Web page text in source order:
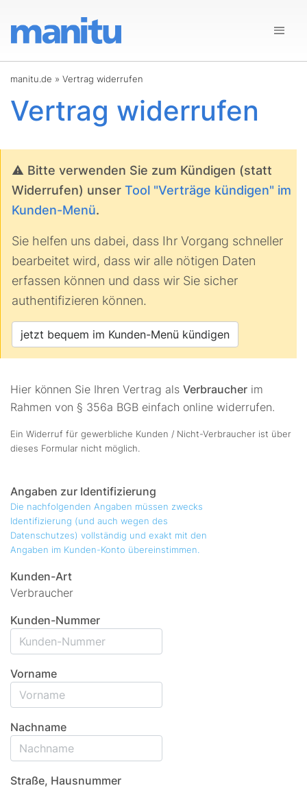
manitu.de » Vertrag widerrufen
Vertrag widerrufen
Bitte verwenden Sie zum Kündigen (statt
Widerrufen) unser Tool "Verträge kündigen" im
Kunden-Menü.
Sie helfen uns dabei, dass Ihr Vorgang schneller
bearbeitet wird, dass wir alle nötigen Daten
erfassen können und dass wir Sie sicher
authentifizieren können.
jetzt bequem im Kunden-Menü kündigen
Hier können Sie Ihren Vertrag als Verbraucher im
Rahmen von § 356a BGB einfach online widerrufen.
Ein Widerruf für gewerbliche Kunden / Nicht-Verbraucher ist über
dieses Formular nicht möglich.
Angaben zur Identifizierung
Die nachfolgenden Angaben müssen zwecks
Identifizierung (und auch wegen des
Datenschutzes) vollständig und exakt mit den
Angaben im Kunden-Konto übereinstimmen.
Kunden-Art
Verbraucher
Kunden-Nummer
Vorname
Nachname
Straße, Hausnummer